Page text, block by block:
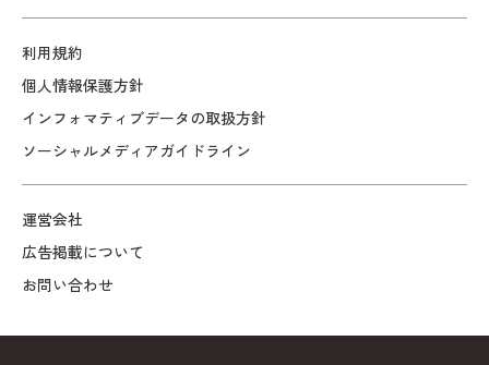
利用規約
個人情報保護方針
インフォマティブデータの取扱方針
ソーシャルメディアガイドライン
運営会社
広告掲載について
お問い合わせ